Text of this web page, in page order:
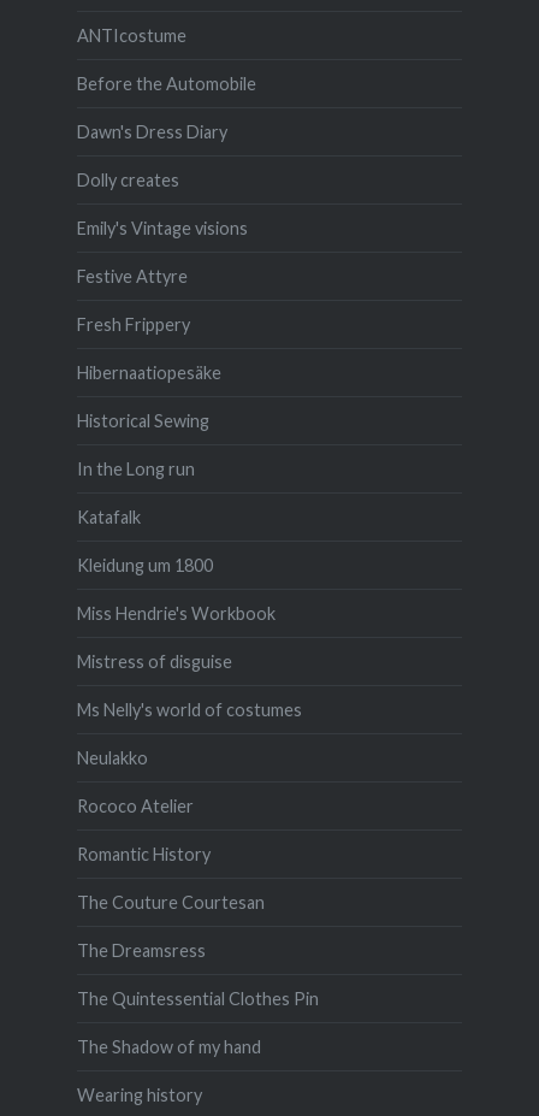
ANTIcostume
Before the Automobile
Dawn's Dress Diary
Dolly creates
Emily's Vintage visions
Festive Attyre
Fresh Frippery
Hibernaatiopesäke
Historical Sewing
In the Long run
Katafalk
Kleidung um 1800
Miss Hendrie's Workbook
Mistress of disguise
Ms Nelly's world of costumes
Neulakko
Rococo Atelier
Romantic History
The Couture Courtesan
The Dreamsress
The Quintessential Clothes Pin
The Shadow of my hand
Wearing history